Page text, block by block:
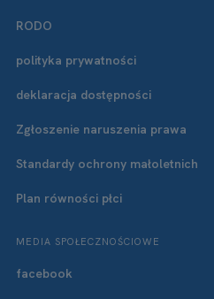
RODO
polityka prywatności
deklaracja dostępności
Zgłoszenie naruszenia prawa
Standardy ochrony małoletnich
Plan równości płci
MEDIA SPOŁECZNOŚCIOWE
facebook